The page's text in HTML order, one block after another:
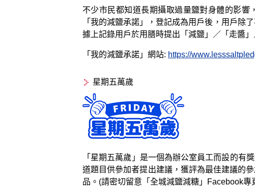
不少市民都知道長期攝取過量鹽對身體的影
「我的減鹽承諾」，登記成為用戶後，用戶除
據上記錄用戶於用膳時提出「減鹽」／「走醬
「我的減鹽承諾」網站: https://
星期五萬歲
「星期五萬歲」是一個為辦公室員工而設的有
道題目供參加者提出建議，獲評為最佳建議的
品。(請密切留意「全城減鹽減糖」Facebook